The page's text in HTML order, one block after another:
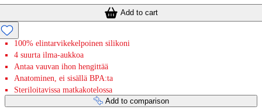
Add to cart
100% elintarvikekelpoinen silikoni
4 suurta ilma-aukkoa
Antaa vauvan ihon hengittää
Anatominen, ei sisällä BPA:ta
Steriloitavissa matkakotelossa
Add to comparison